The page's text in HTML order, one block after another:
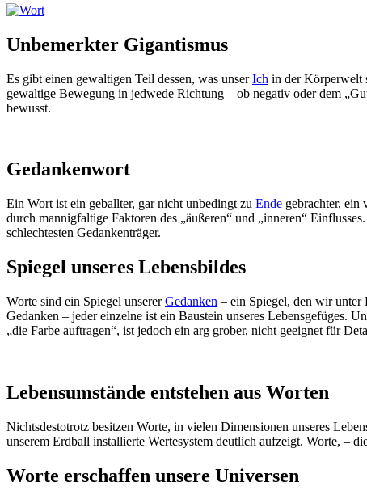
Unbemerkter Gigantismus
Es gibt einen gewaltigen Teil dessen, was unserIch in der Körperwelt
gewaltige Bewegung in jedwede Richtung – ob negativ oder dem
bewusst.
Gedankenwort
Ein Wort ist ein geballter, gar nicht unbedingt zu Ende gebrachter, ein
durch mannigfaltige Faktoren des „äußeren“ und „inneren“
schlechtesten Gedankenträger.
Spiegel unseres Lebensbildes
Worte sind ein Spiegel unsererGedanken – ein Spiegel, den wir unter
Gedanken – jeder einzelne ist ein Baustein unseres Lebensgefüges.
„die Farbe auftragen“, ist jedoch ein arg grober, nicht geeignet für
Lebensumstände entstehen aus Worten
Nichtsdestotrotz besitzen Worte, in vielen Dimensionen unseres
unserem Erdball installierte Wertesystem deutlich aufzeigt. Worte, –
Worte erschaffen unsere Universen